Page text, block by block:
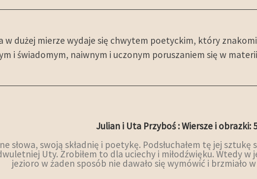
w dużej mierze wydaje się chwytem poetyckim, który
i świadomym, naiwnym i uczonym poruszaniem się w
Julian i Uta Przyboś : Wiersze i obrazki:
słowa, swoją składnię i poetykę. Podsłuchałem tę jej
Uty. Zrobiłem to dla uciechy i miłodźwięku. Wtedy w jej
jezioro w żaden sposób nie dawało się wymówić i brzmiało